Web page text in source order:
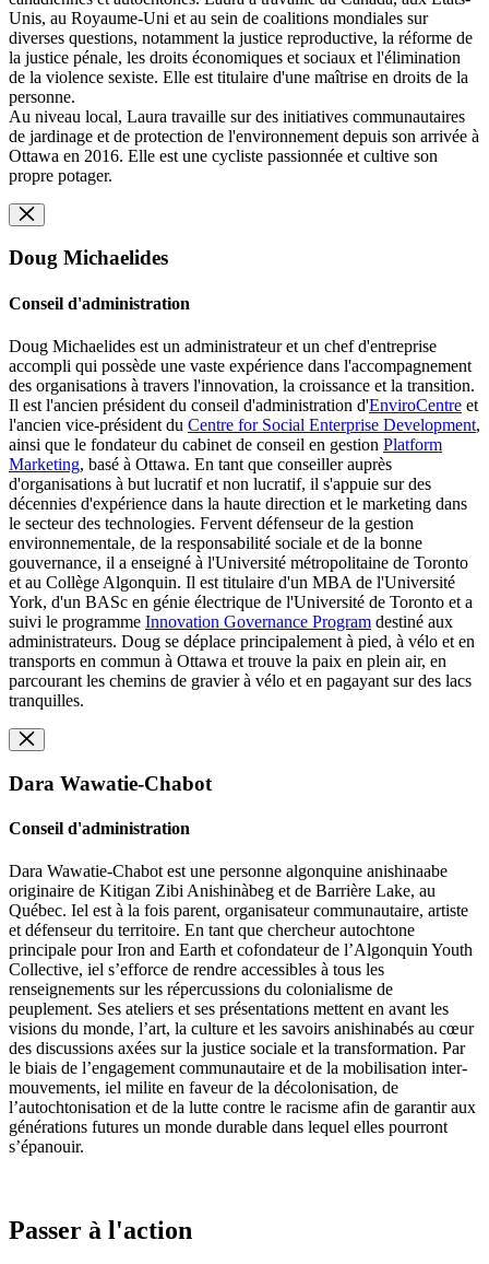
Unis, au Royaume-Uni et au sein de coalitions mondiales sur
diverses questions, notamment la justice reproductive, la réforme de
la justice pénale, les droits économiques et sociaux et l'élimination
de la violence sexiste. Elle est titulaire d'une maîtrise en droits de la
personne.
Au niveau local, Laura travaille sur des initiatives communautaires
de jardinage et de protection de l'environnement depuis son arrivée à
Ottawa en 2016. Elle est une cycliste passionnée et cultive son
propre potager.
Doug Michaelides
Conseil d'administration
Doug Michaelides est un administrateur et un chef d'entreprise
accompli qui possède une vaste expérience dans l'accompagnement
des organisations à travers l'innovation, la croissance et la transition.
Il est l'ancien président du conseil d'administration d'EnviroCentre et
l'ancien vice-président du Centre for Social Enterprise Development,
ainsi que le fondateur du cabinet de conseil en gestion Platform
Marketing, basé à Ottawa. En tant que conseiller auprès
d'organisations à but lucratif et non lucratif, il s'appuie sur des
décennies d'expérience dans la haute direction et le marketing dans
le secteur des technologies. Fervent défenseur de la gestion
environnementale, de la responsabilité sociale et de la bonne
gouvernance, il a enseigné à l'Université métropolitaine de Toronto
et au Collège Algonquin. Il est titulaire d'un MBA de l'Université
York, d'un BASc en génie électrique de l'Université de Toronto et a
suivi le programme Innovation Governance Program destiné aux
administrateurs. Doug se déplace principalement à pied, à vélo et en
transports en commun à Ottawa et trouve la paix en plein air, en
parcourant les chemins de gravier à vélo et en pagayant sur des lacs
tranquilles.
Dara Wawatie-Chabot
Conseil d'administration
Dara Wawatie-Chabot est une personne algonquine anishinaabe
originaire de Kitigan Zibi Anishinàbeg et de Barrière Lake, au
Québec. Iel est à la fois parent, organisateur communautaire, artiste
et défenseur du territoire. En tant que chercheur autochtone
principale pour Iron and Earth et cofondateur de l’Algonquin Youth
Collective, iel s’efforce de rendre accessibles à tous les
renseignements sur les répercussions du colonialisme de
peuplement. Ses ateliers et ses présentations mettent en avant les
visions du monde, l’art, la culture et les savoirs anishinabés au cœur
des discussions axées sur la justice sociale et la transformation. Par
le biais de l’engagement communautaire et de la mobilisation inter-
mouvements, iel milite en faveur de la décolonisation, de
l’autochtonisation et de la lutte contre le racisme afin de garantir aux
générations futures un monde durable dans lequel elles pourront
s’épanouir.
Passer à l'action